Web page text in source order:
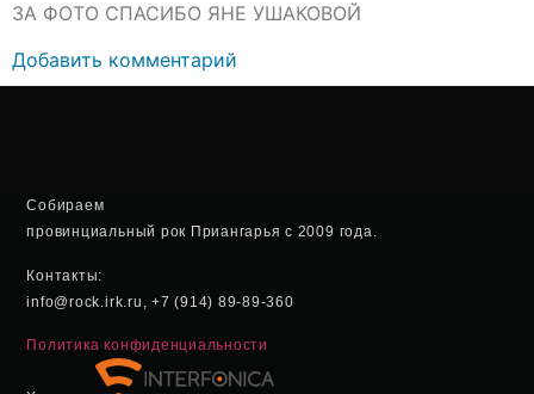
ЗА ФОТО СПАСИБО ЯНЕ УШАКОВОЙ
Добавить комментарий
Собираем
провинциальный рок Приангарья с 2009 года.
Контакты:
info@rock.irk.ru, +7 (914) 89-89-360
Политика конфиденциальности